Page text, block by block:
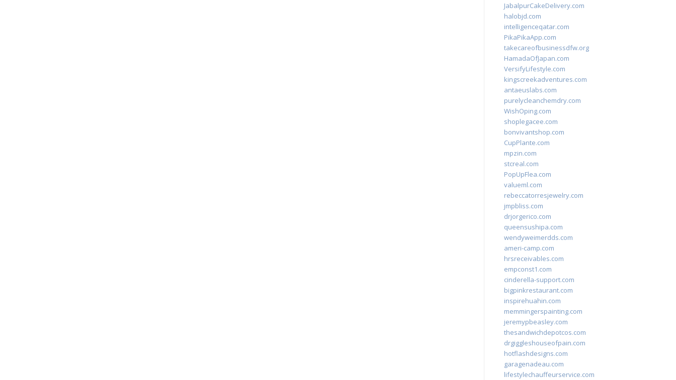
JabalpurCakeDelivery.com
halobjd.com
intelligenceqatar.com
PikaPikaApp.com
takecareofbusinessdfw.org
HamadaOfJapan.com
VersifyLifestyle.com
kingscreekadventures.com
antaeuslabs.com
purelycleanchemdry.com
WishOping.com
shoplegacee.com
bonvivantshop.com
CupPlante.com
mpzin.com
stcreal.com
PopUpFlea.com
valueml.com
rebeccatorresjewelry.com
jmpbliss.com
drjorgerico.com
queensushipa.com
wendyweimerdds.com
ameri-camp.com
hrsreceivables.com
empconst1.com
cinderella-support.com
bigpinkrestaurant.com
inspirehuahin.com
memmingerspainting.com
jeremypbeasley.com
thesandwichdepotcos.com
drgiggleshouseofpain.com
hotflashdesigns.com
garagenadeau.com
lifestylechauffeurservice.com